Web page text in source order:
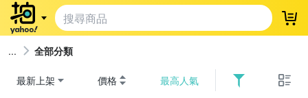
登
全部分類
最新上架 價格 最高人氣